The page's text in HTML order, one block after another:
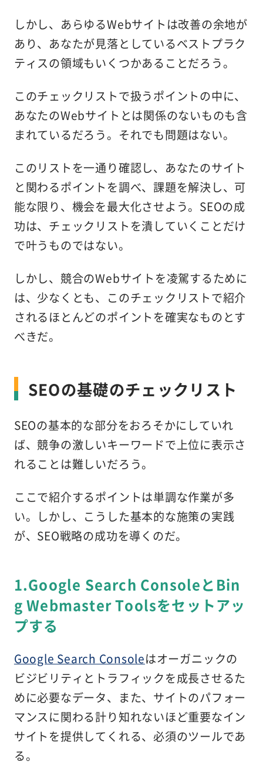
しかし、あらゆるWebサイトは改善の余地が
あり、あなたが見落としているベストプラク
ティスの領域もいくつかあることだろう。
このチェックリストで扱うポイントの中に、
あなたのWebサイトとは関係のないものも含
まれているだろう。それでも問題はない。
このリストを一通り確認し、あなたのサイト
と関わるポイントを調べ、課題を解決し、可
能な限り、機会を最大化させよう。SEOの成
功は、チェックリストを潰していくことだけ
で叶うものではない。
しかし、競合のWebサイトを凌駕するために
は、少なくとも、このチェックリストで紹介
されるほとんどのポイントを確実なものとす
べきだ。
SEOの基礎のチェックリスト
SEOの基本的な部分をおろそかにしていれ
ば、競争の激しいキーワードで上位に表示さ
れることは難しいだろう。
ここで紹介するポイントは単調な作業が多
い。しかし、こうした基本的な施策の実践
が、SEO戦略の成功を導くのだ。
1.Google Search ConsoleとBin
g Webmaster Toolsをセットアッ
プする
Google Search Consoleはオーガニックの
ビジビリティとトラフィックを成長させるた
めに必要なデータ、また、サイトのパフォー
マンスに関わる計り知れないほど重要なイン
サイトを提供してくれる、必須のツールであ
る。